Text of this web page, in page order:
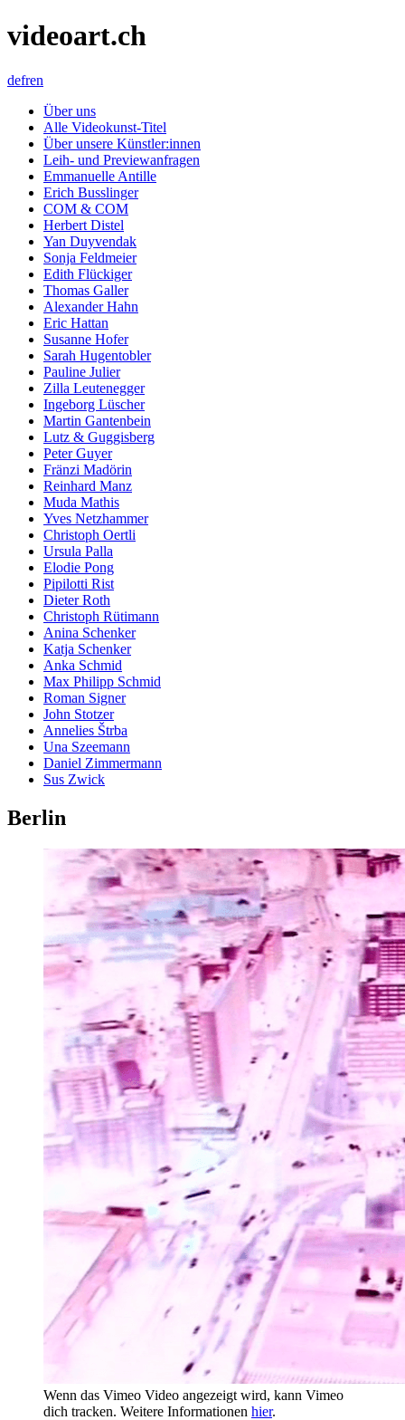
videoart.ch
defren
Über uns
Alle Videokunst-Titel
Über unsere Künstler:innen
Leih- und Previewanfragen
Emmanuelle Antille
Erich Busslinger
COM & COM
Herbert Distel
Yan Duyvendak
Sonja Feldmeier
Edith Flückiger
Thomas Galler
Alexander Hahn
Eric Hattan
Susanne Hofer
Sarah Hugentobler
Pauline Julier
Zilla Leutenegger
Ingeborg Lüscher
Martin Gantenbein
Lutz & Guggisberg
Peter Guyer
Fränzi Madörin
Reinhard Manz
Muda Mathis
Yves Netzhammer
Christoph Oertli
Ursula Palla
Elodie Pong
Pipilotti Rist
Dieter Roth
Christoph Rütimann
Anina Schenker
Katja Schenker
Anka Schmid
Max Philipp Schmid
Roman Signer
John Stotzer
Annelies Štrba
Una Szeemann
Daniel Zimmermann
Sus Zwick
Berlin
Wenn das Vimeo Video angezeigt wird, kann Vimeo
dich tracken. Weitere Informationen hier.